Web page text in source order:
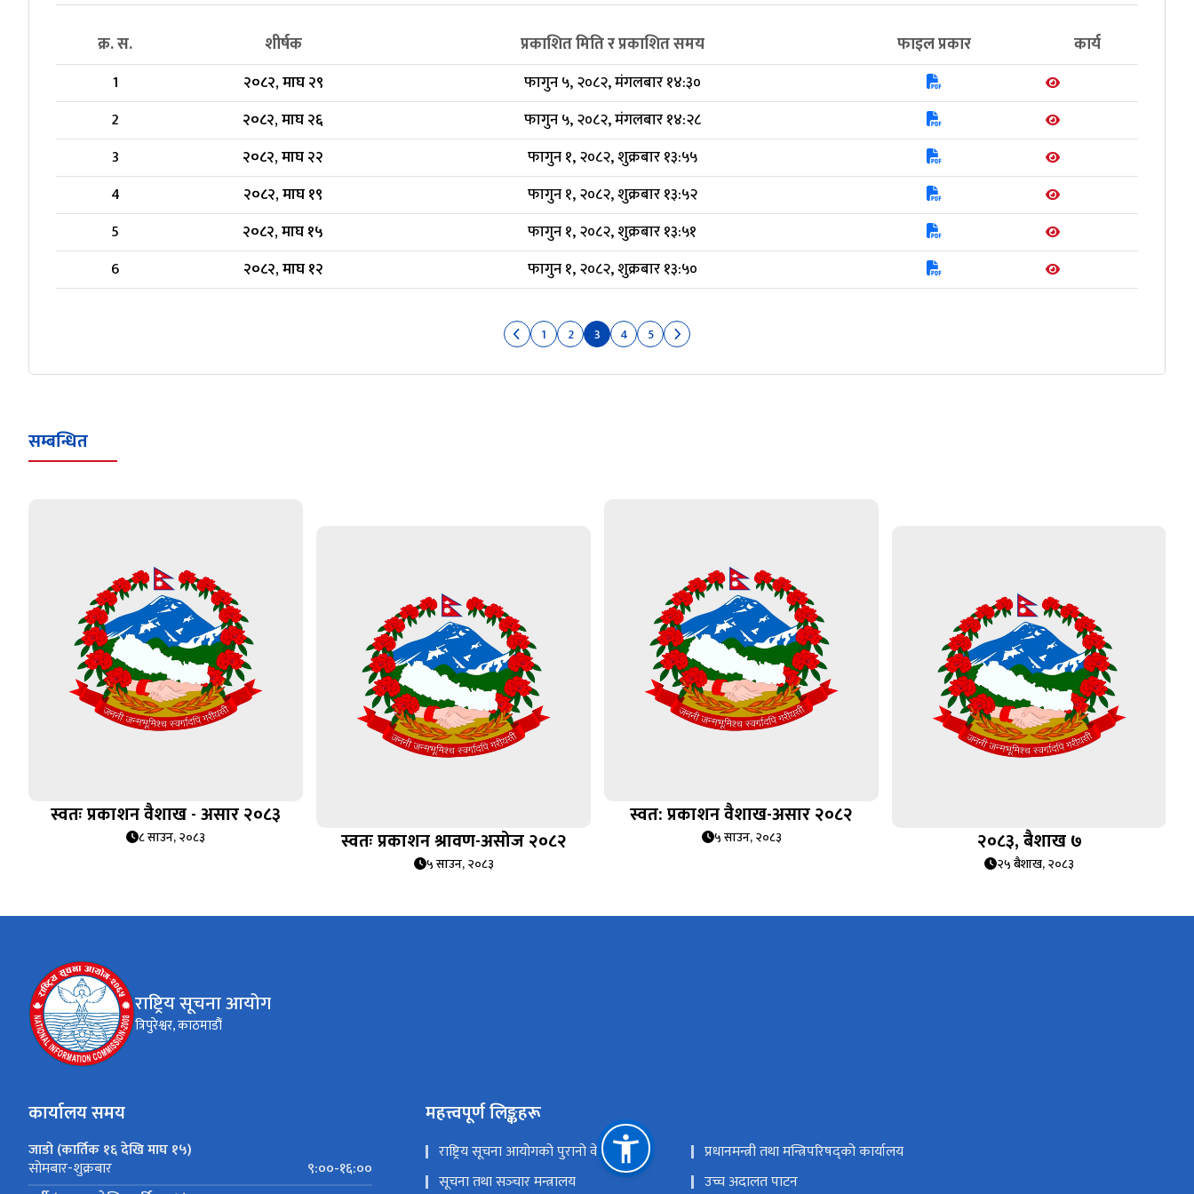
क्र. स. शीर्षक प्रकाशित मिति र प्रकाशित समय फाइल प्रकार कार्य
1 २०८२, माघ २९
फागुन ५, २०८२, मंगलबार १४:३०
2
२०८२, माघ २६
फागुन ५, २०८२, मंगलबार १४:२८
3
२०८२, माघ २२
फागुन १, २०८२, शुक्रबार १३:५५
4
२०८२, माघ १९
फागुन १, २०८२, शुक्रबार १३:५२
5
२०८२, माघ १५
फागुन १, २०८२, शुक्रबार १३:५१
6
२०८२, माघ १२ फागुन १, २०८२, शुक्रबार १३:५०
1 2 3 4 5
सम्बन्धित
स्वतः प्रकाशन वैशाख - असार २०८३
८ साउन, २०८३ स्वतः प्रकाशन श्रावण-असोज २०८२
५ साउन, २०८३
स्वत: प्रकाशन वैशाख-असार २०८२
५ साउन, २०८३ २०८३, बैशाख ७
२५ बैशाख, २०८३
राष्ट्रिय सूचना आयोग
त्रिपुरेश्वर, काठमाडौं
कार्यालय समय
जाडो (कार्तिक १६ देखि माघ १५)
सोमबार-शुक्रबार
९:००-१६:००
महत्त्वपूर्ण लिङ्कहरू
राष्ट्रिय सूचना आयोगको पुरानो वेवसाइट
प्रधानमन्त्री तथा मन्त्रिपरिषद्को कार्यालय
सूचना तथा सञ्‍चार मन्त्रालय
उच्च अदालत पाटन